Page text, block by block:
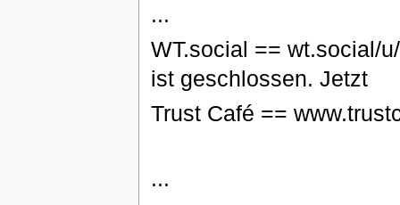
...
WT.social == wt.social/
ist geschlossen. Jetzt
Trust Café ==
...